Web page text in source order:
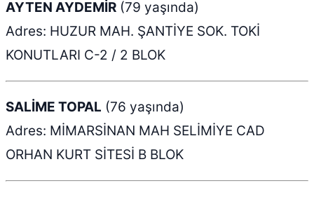
AYTEN AYDEMİR (79 yaşında)
Adres: HUZUR MAH. ŞANTİYE SOK. TOKİ
KONUTLARI C-2 / 2 BLOK
SALİME TOPAL (76 yaşında)
Adres: MİMARSİNAN MAH SELİMİYE CAD
ORHAN KURT SİTESİ B BLOK